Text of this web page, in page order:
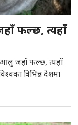
फल्छ, त्यहाँ
जहाँ फल्छ, त्यहाँ
विभिन्न देशमा